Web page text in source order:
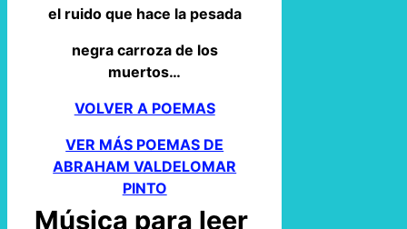
el ruido que hace la pesada
negra carroza de los
muertos…
VOLVER A POEMAS
VER MÁS POEMAS DE
ABRAHAM VALDELOMAR
PINTO
Música para leer